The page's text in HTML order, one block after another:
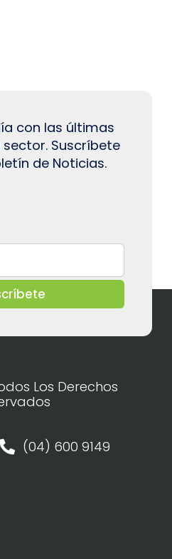
con las últimas
Suscríbete
de Noticias.
Los Derechos
(04) 600 9149